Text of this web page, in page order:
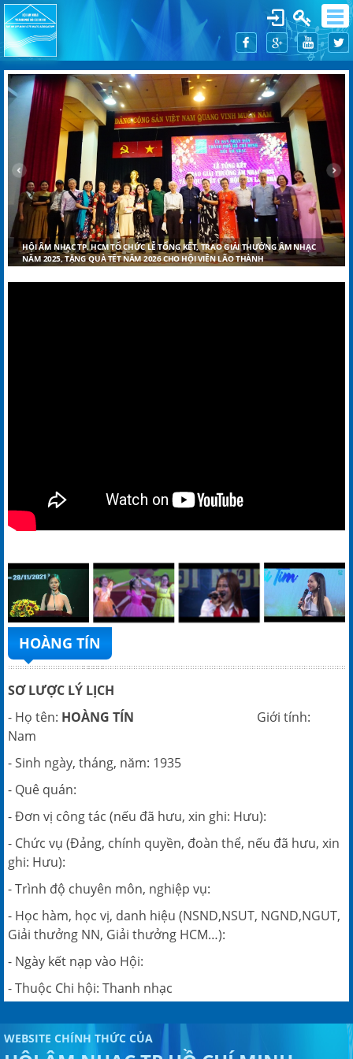
HỘI ÂM NHẠC TP. HCM TỔ CHỨC LỄ TỔNG KẾT, TRAO GIẢI THƯỞNG ÂM NHẠC
NĂM 2025, TẶNG QUÀ TẾT NĂM 2026 CHO HỘI VIÊN LÃO THÀNH
HOÀNG TÍN
SƠ LƯỢC LÝ LỊCH
- Họ tên: HOÀNG TÍN Giới tính:
Nam
- Sinh ngày, tháng, năm: 1935
- Quê quán:
- Đơn vị công tác (nếu đã hưu, xin ghi: Hưu):
- Chức vụ (Đảng, chính quyền, đoàn thể, nếu đã hưu, xin
ghi: Hưu):
- Trình độ chuyên môn, nghiệp vụ:
- Học hàm, học vị, danh hiệu (NSND,NSUT, NGND,NGUT,
Giải thưởng NN, Giải thưởng HCM…):
- Ngày kết nạp vào Hội:
- Thuộc Chi hội: Thanh nhạc
WEBSITE CHÍNH THỨC CỦA